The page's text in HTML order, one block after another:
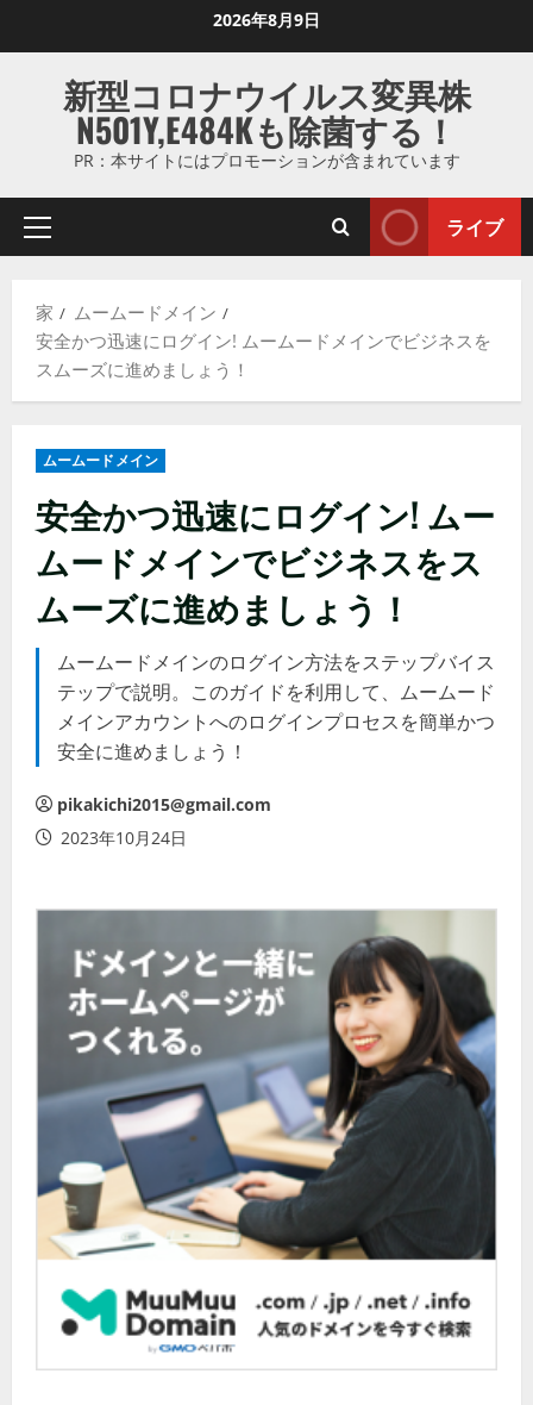
ス
ッ
2026年8月9日
新型コロナウイルス変異株
N501Y,E484Kも除菌する！
PR：本サイトにはプロモーションが含まれています
プ
マ
リ
メ
ー
ライブ
家
ムームードメイン
安全かつ迅速にログイン! ムームードメインでビジネスを
スムーズに進めましょう！
ムームードメイン
安全かつ迅速にログイン! ムー
ムードメインでビジネスをス
ムーズに進めましょう！
ムームードメインのログイン方法をステップバイス
テップで説明。このガイドを利用して、ムームード
メインアカウントへのログインプロセスを簡単かつ
安全に進めましょう！
pikakichi2015@gmail.com
2023年10月24日